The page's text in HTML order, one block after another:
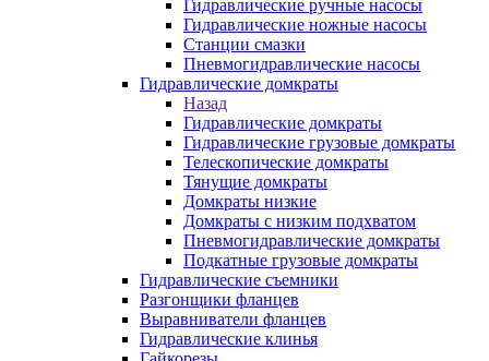
Гидравлические ручные насосы
Гидравлические ножные насосы
Станции смазки
Пневмогидравлические насосы
Гидравлические домкраты
Назад
Гидравлические домкраты
Гидравлические грузовые домкраты
Телескопические домкраты
Тянущие домкраты
Домкраты низкие
Домкраты с низким подхватом
Пневмогидравлические домкраты
Подкатные грузовые домкраты
Гидравлические съемники
Разгонщики фланцев
Выравниватели фланцев
Гидравлические клинья